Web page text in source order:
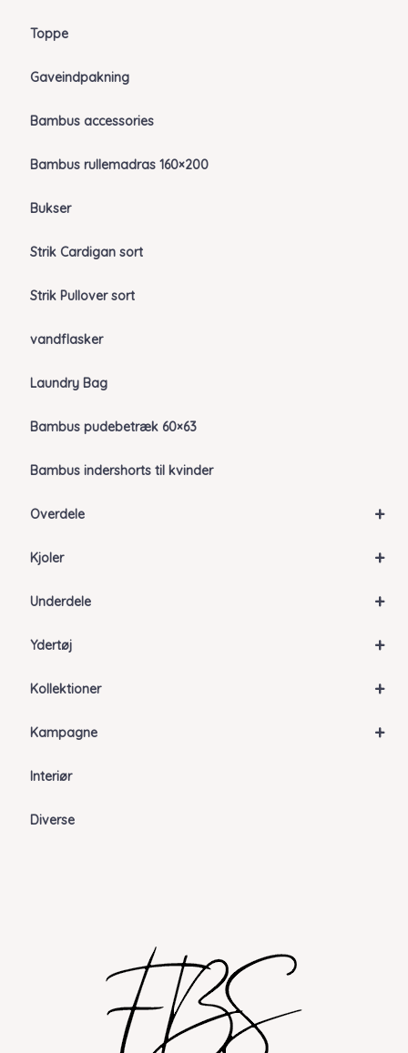
Toppe
Gaveindpakning
Bambus accessories
Bambus rullemadras 160×200
Bukser
Strik Cardigan sort
Strik Pullover sort
vandflasker
Laundry Bag
Bambus pudebetræk 60×63
Bambus indershorts til kvinder
+
Overdele
+
Kjoler
+
Underdele
+
Ydertøj
+
Kollektioner
+
Kampagne
Interiør
Diverse